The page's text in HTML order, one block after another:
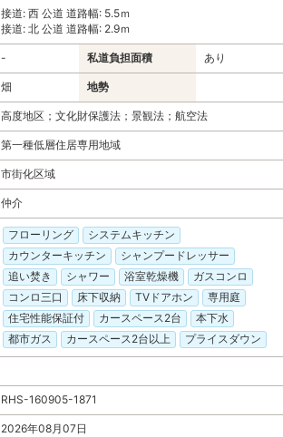
接道: 西 公道 道路幅: 5.5ｍ
接道: 北 公道 道路幅: 2.9ｍ
- 私道負担面積 あり
畑 地勢
高度地区；文化財保護法；景観法；航空法
第一種低層住居専用地域
市街化区域
仲介
フローリング
システムキッチン
カウンターキッチン
シャンプードレッサー
追い焚き
シャワー 浴室乾燥機
ガスコンロ
コンロ三口
床下収納 TVドアホン
専用庭
住宅性能保証付
カースペース2台
本下水
都市ガス
カースペース2台以上 プライスダウン
RHS-160905-1871
2026年08月07日